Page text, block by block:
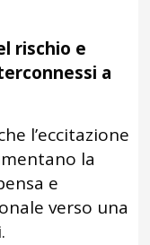
rischio e
a
l’eccitazione
la
e
verso una